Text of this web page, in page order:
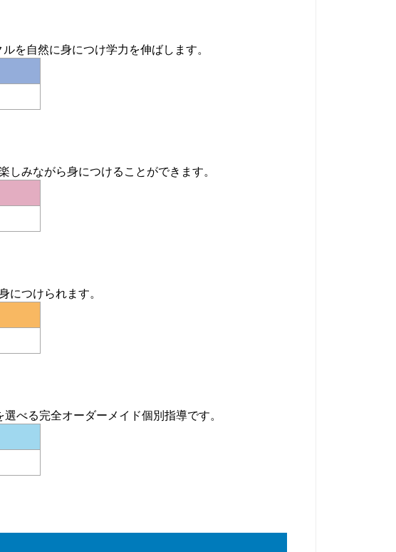
を自然に身につけ学力を伸ばします。
みながら身につけることができます。
につけられます。
べる完全オーダーメイド個別指導です。